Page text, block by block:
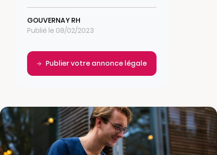
GOUVERNAY RH
Publié le 08/02/2023
Publier votre annonce légale